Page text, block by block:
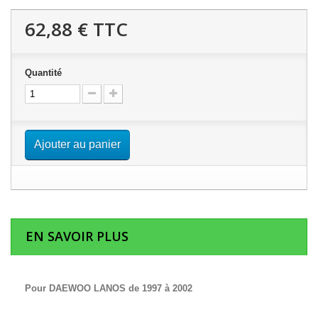
62,88 € TTC
Quantité
Ajouter au panier
EN SAVOIR PLUS
Pour DAEWOO LANOS de 1997 à 2002